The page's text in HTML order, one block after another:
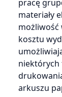
pracę
materiały
możliwość
kosztu
niektórych
arkuszu